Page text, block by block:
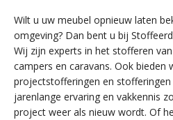
Wilt u uw meubel opnieuw laten
omgeving? Dan bent u bij
Wij zijn experts in het stofferen
campers en caravans. Ook bieden
projectstofferingen en
jarenlange ervaring en vakkennis
project weer als nieuw wordt. Of